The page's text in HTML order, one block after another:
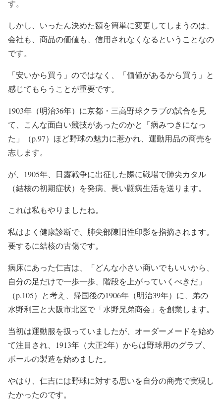
す。
しかし、いったん決めた額を簡単に変更してしまうのは、
会社も、商品の価値も、信用されなくなるということなの
です。
「安いから買う」のではなく、「価値があるから買う」と
感じてもらうことが重要です。
1903年（明治36年）に京都・三高野球クラブの試合を見
て、こんな面白い競技があったのかと「病みつきになっ
た」（p.97）ほど野球の魅力に惹かれ、運動用品の商売を
志します。
が、1905年、日露戦争に出征した際に戦場で肺尖カタル
（結核の初期症状）を発病、長い闘病生活を送ります。
これは私もやりましたね。
私はよく健康診断で、肺尖部陳旧性印影を指摘されます。
要するに結核の古傷です。
病床にあった仁吉は、「どんな小さい商いでもいいから、
自分の足だけで一歩一歩、階段を上がっていくべきだ」
（p.105）と考え、帰国後の1906年（明治39年）に、弟の
水野利三と大阪市北区で「水野兄弟商会」を創業します。
当初は運動服を扱っていましたが、オーダーメードを始め
て注目され、1913年（大正2年）からは野球用のグラブ、
ボールの製造を始めました。
やはり、仁吉には野球に対する思いを自分の商売で実現し
たかったのです。